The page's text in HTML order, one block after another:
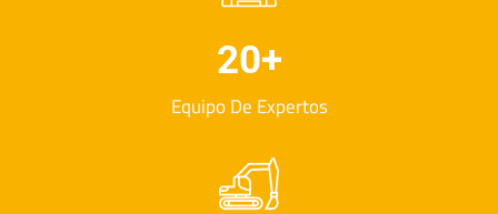
Equipo De Expertos
20+